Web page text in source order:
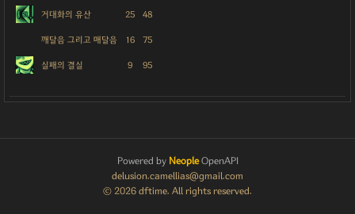
거대화의 유산 25 48
깨달음 그리고 매달음 16 75
실패의 결실 9 95
Powered by NeopleOpenAPI
delusion.camellias@gmail.com
© 2026 dftime. All rights reserved.